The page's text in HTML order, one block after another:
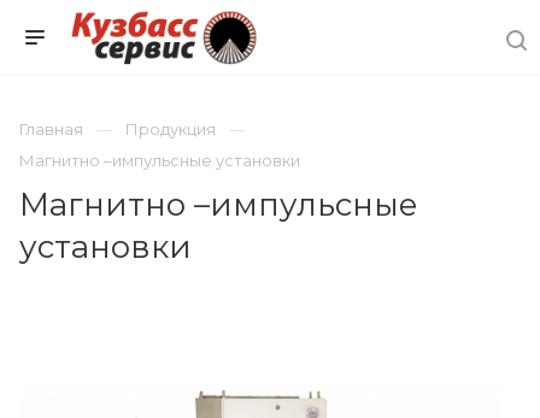
Главная
Продукция
Магнитно –импульсные установки
Магнитно –импульсные
установки